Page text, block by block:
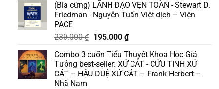
(Bìa cứng) LÃNH ĐẠO VẸN TOÀN - Stewart D.
Friedman - Nguyễn Tuấn Việt dịch – Viện
PACE
230.000₫ Giá
là:
230.000 ₫.
195.000 ₫Giá
tại
là:
195.000 ₫.
Combo 3 cuốn Tiểu Thuyết Khoa Học Giả
Tưởng best-seller: XỨ CÁT - CỨU TINH XỨ
CÁT – HẬU DUỆ XỨ CÁT – Frank Herbert –
Nhã Nam